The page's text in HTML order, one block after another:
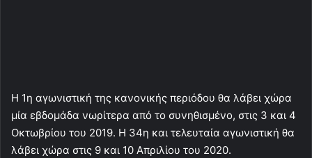
Η 1η αγωνιστική της κανονικής περιόδου θα λάβει χώρα
μία εβδομάδα νωρίτερα από το συνηθισμένο, στις 3 και 4
Οκτωβρίου του 2019. Η 34η και τελευταία αγωνιστική θα
λάβει χώρα στις 9 και 10 Απριλίου του 2020.